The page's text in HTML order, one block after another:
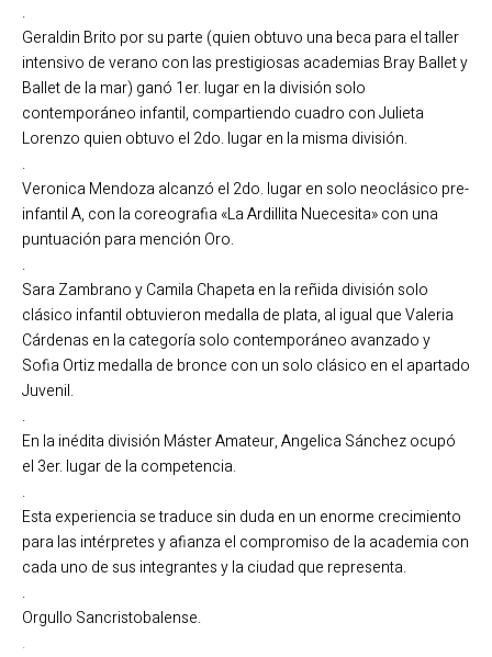
.
Geraldin Brito por su parte (quien obtuvo una beca para el taller
intensivo de verano con las prestigiosas academias Bray Ballet y
Ballet de la mar) ganó 1er. lugar en la división solo
contemporáneo infantil, compartiendo cuadro con Julieta
Lorenzo quien obtuvo el 2do. lugar en la misma división.
.
Veronica Mendoza alcanzó el 2do. lugar en solo neoclásico pre-
infantil A, con la coreografia «La Ardillita Nuecesita» con una
puntuación para mención Oro.
.
Sara Zambrano y Camila Chapeta en la reñida división solo
clásico infantil obtuvieron medalla de plata, al igual que Valeria
Cárdenas en la categoría solo contemporáneo avanzado y
Sofia Ortiz medalla de bronce con un solo clásico en el apartado
Juvenil.
.
En la inédita división Máster Amateur, Angelica Sánchez ocupó
el 3er. lugar de la competencia.
.
Esta experiencia se traduce sin duda en un enorme crecimiento
para las intérpretes y afianza el compromiso de la academia con
cada uno de sus integrantes y la ciudad que representa.
.
Orgullo Sancristobalense.
.